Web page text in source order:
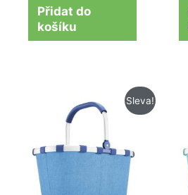
Přidat do
košíku
Sleva!
cena
375 Kč.
Aktuální
cena
100 Kč.